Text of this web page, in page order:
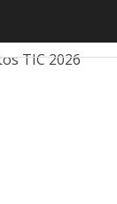
TIC 2026